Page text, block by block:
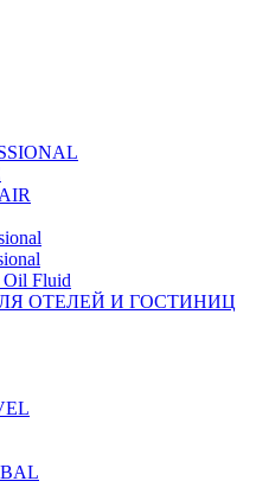
Oil Fluid
ОТЕЛЕЙ И ГОСТИНИЦ